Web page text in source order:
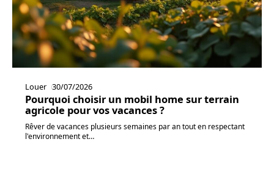
Louer 30/07/2026
Pourquoi choisir un mobil home sur terrain
agricole pour vos vacances ?
Rêver de vacances plusieurs semaines par an tout en respectant
l'environnement et…